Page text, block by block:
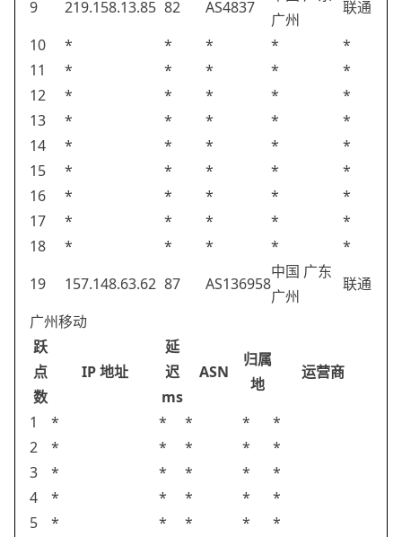
9 219.158.13.85 82 AS4837
广州
联通
10
* * * *
*
11
* * * *
*
12
* * * *
*
13
* * * *
*
14
* * * *
*
15
* * * *
*
16
* * * *
*
17
* * * *
*
18
* * * *
*
19
157.148.63.62 87 AS136958
中国 广东
广州
联通
广州移动
跃
点
数
IP 地址
延
迟
ms
ASN
归属
地
运营商
1 * * * *
*
2
* * * *
*
3
* * * *
*
4
* * * *
*
5
* * * *
*